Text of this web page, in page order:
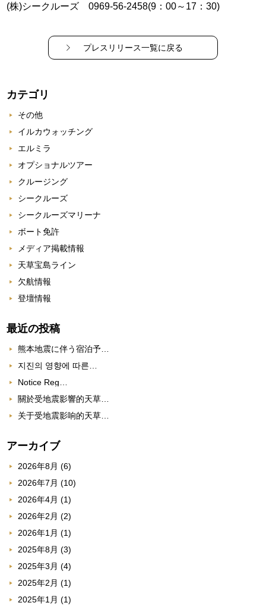
(株)シークルーズ 0969-56-2458(9：00～17：30)
プレスリリース一覧に戻る
カテゴリ
その他
イルカウォッチング
エルミラ
オプショナルツアー
クルージング
シークルーズ
シークルーズマリーナ
ボート免許
メディア掲載情報
天草宝島ライン
欠航情報
登壇情報
最近の投稿
熊本地震に伴う宿泊予…
지진의 영향에 따른…
Notice Reg…
關於受地震影響的天草…
关于受地震影响的天草…
アーカイブ
2026年8月 (6)
2026年7月 (10)
2026年4月 (1)
2026年2月 (2)
2026年1月 (1)
2025年8月 (3)
2025年3月 (4)
2025年2月 (1)
2025年1月 (1)